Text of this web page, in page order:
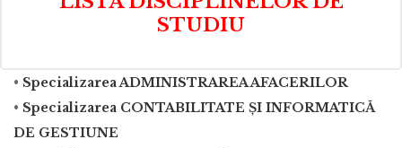
STUDIU
• Specializarea ADMINISTRAREA AFACERILOR
• Specializarea CONTABILITATE ŞI INFORMATICĂ
DE GESTIUNE